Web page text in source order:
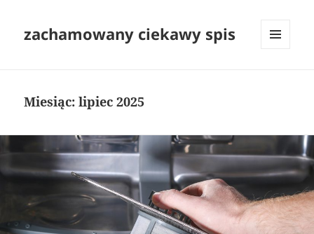
zachamowany ciekawy spis
Miesiąc:lipiec 2025